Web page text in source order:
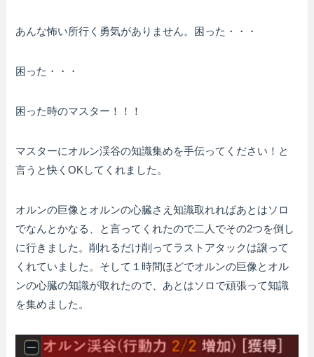
あんな怖い所行く勇気がありません。困った・・・
困った・・・
困った時のマスター！！！
マスターにオルン渓谷の知識集めを手伝ってください！と
言うと快くOKしてくれました。
オルンの巨像とオルンの心臓さえ知識取れればあとはソロ
でなんとかなる、と言ってくれたので二人でその2つを倒し
に行きました。削れるだけ削ってラストアタックは譲って
くれていました。そして１時間ほどでオルンの巨像とオル
ンの心臓の知識が取れたので、あとはソロで頑張って知識
を集めました。